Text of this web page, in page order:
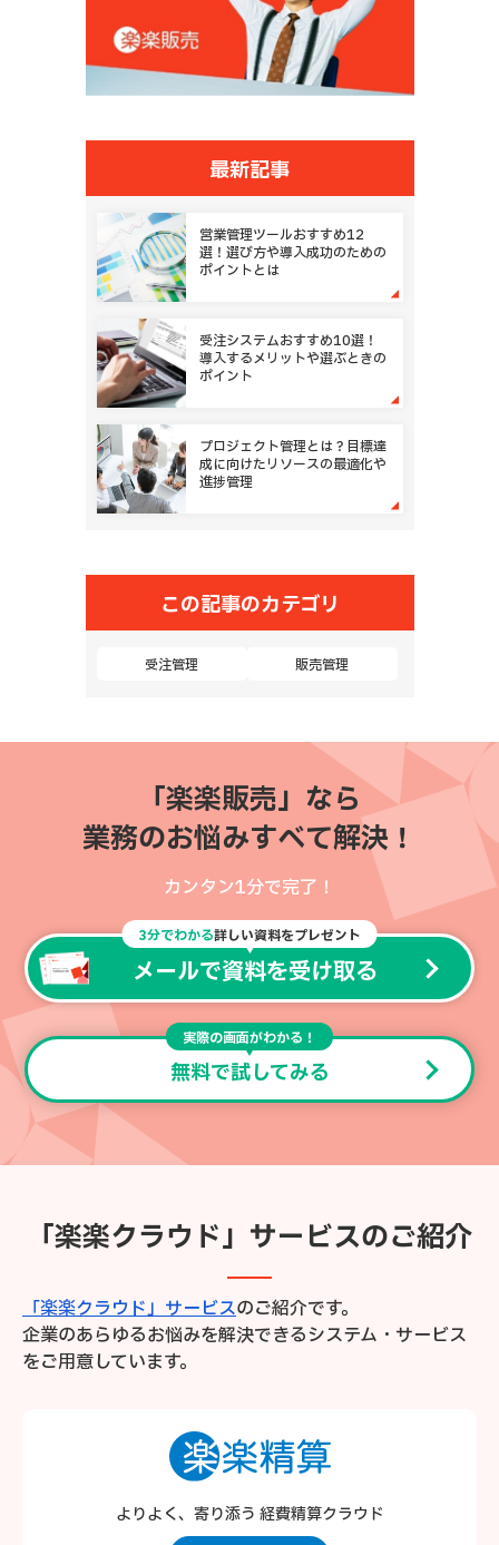
最新記事
営業管理ツールおすすめ12
選！選び方や導入成功のための
ポイントとは
受注システムおすすめ10選！
導入するメリットや選ぶときの
ポイント
プロジェクト管理とは？目標達
成に向けたリソースの最適化や
進捗管理
この記事のカテゴリ
受注管理 販売管理
「楽楽販売」なら
業務のお悩みすべて解決！
カンタン1分で完了！
3分でわかる詳しい資料をプレゼント
メールで資料を受け取る
実際の画面がわかる！
無料で試してみる
「楽楽クラウド」サービスのご紹介
「楽楽クラウド」サービスのご紹介です。
企業のあらゆるお悩みを解決できるシステム・サービス
をご用意しています。
よりよく、寄り添う 経費精算クラウド